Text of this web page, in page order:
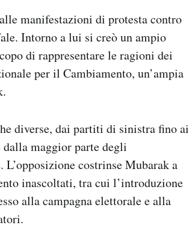
manifestazioni di protesta contro
Intorno a lui si creò un ampio
di rappresentare le ragioni dei
per il Cambiamento, un’ampia
diverse, dai partiti di sinistra fino ai
maggior parte degli
costrinse Mubarak a
inascoltati, tra cui l’introduzione
alla campagna elettorale e alla